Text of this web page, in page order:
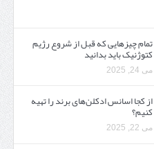
تمام چیزهایی که قبل از شروع رژیم
کتوژنیک باید بدانید‎
می 24, 2025
از کجا اسانس ادکلن‌های برند را تهیه
کنیم؟
می 22, 2025